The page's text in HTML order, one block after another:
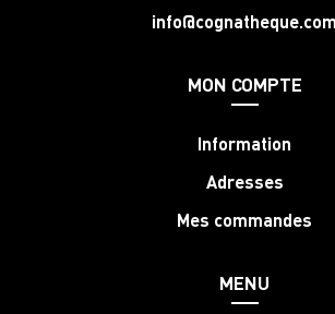
info@cognatheque.com
MON COMPTE
Information
Adresses
Mes commandes
MENU